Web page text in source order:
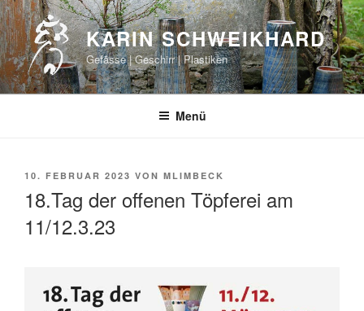
Zum
Inhalt
springen
KARIN SCHWEIKHARD
Gefässe | Geschirr | Plastiken
Menü
VERÖFFENTLICHT
10. FEBRUAR 2023 VON MLIMBECK
18.Tag der offenen Töpferei am
11/12.3.23